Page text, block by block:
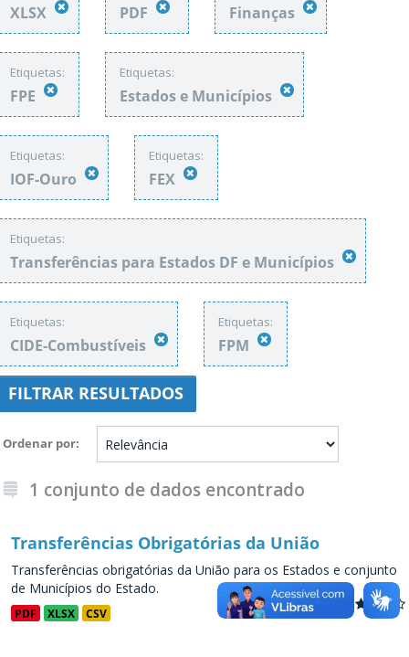
XLSX PDF Finanças
Etiquetas:
FPE
Etiquetas:
Estados e Municípios
Etiquetas:
IOF-Ouro
Etiquetas:
FEX
Etiquetas:
Transferências para Estados DF e Municípios
Etiquetas:
CIDE-Combustíveis
Etiquetas:
FPM
FILTRAR RESULTADOS
Ordenar por
1 conjunto de dados encontrado
Transferências Obrigatórias da União
Transferências obrigatórias da União para os Estados e conjunto
de Municípios do Estado.
PDF XLSX CSV